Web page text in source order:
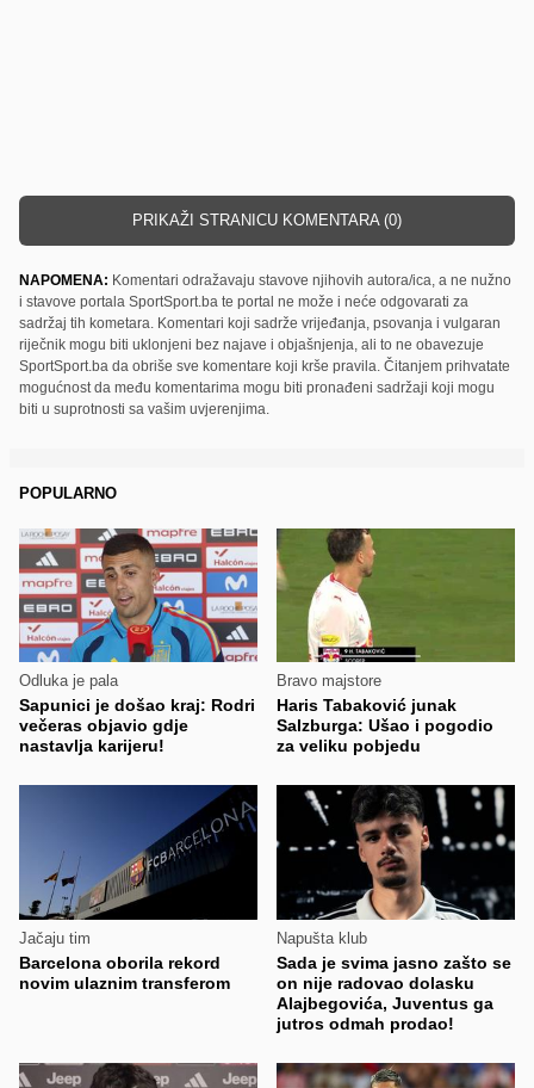
PRIKAŽI STRANICU KOMENTARA (0)
NAPOMENA: Komentari odražavaju stavove njihovih autora/ica, a ne nužno
i stavove portala SportSport.ba te portal ne može i neće odgovarati za
sadržaj tih kometara. Komentari koji sadrže vrijeđanja, psovanja i vulgaran
riječnik mogu biti uklonjeni bez najave i objašnjenja, ali to ne obavezuje
SportSport.ba da obriše sve komentare koji krše pravila. Čitanjem prihvatate
mogućnost da među komentarima mogu biti pronađeni sadržaji koji mogu
biti u suprotnosti sa vašim uvjerenjima.
POPULARNO
Odluka je pala
Sapunici je došao kraj: Rodri
večeras objavio gdje
nastavlja karijeru!
Bravo majstore
Haris Tabaković junak
Salzburga: Ušao i pogodio
za veliku pobjedu
Jačaju tim
Barcelona oborila rekord
novim ulaznim transferom
Napušta klub
Sada je svima jasno zašto se
on nije radovao dolasku
Alajbegovića, Juventus ga
jutros odmah prodao!